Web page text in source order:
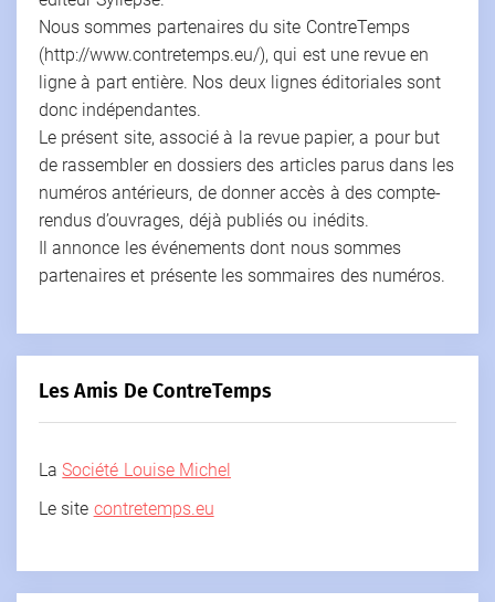
Nous sommes partenaires du site ContreTemps
(http://www.contretemps.eu/), qui est une revue en
ligne à part entière. Nos deux lignes éditoriales sont
donc indépendantes.
Le présent site, associé à la revue papier, a pour but
de rassembler en dossiers des articles parus dans les
numéros antérieurs, de donner accès à des compte-
rendus d’ouvrages, déjà publiés ou inédits.
Il annonce les événements dont nous sommes
partenaires et présente les sommaires des numéros.
Les Amis De ContreTemps
LaSociété Louise Michel
Le site contretemps.eu